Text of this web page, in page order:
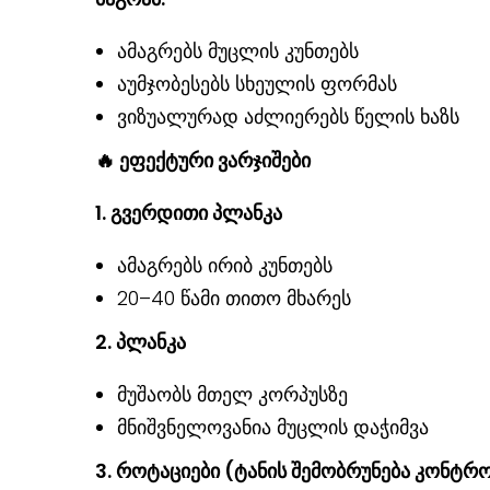
ამაგრებს მუცლის კუნთებს
აუმჯობესებს სხეულის ფორმას
ვიზუალურად აძლიერებს წელის ხაზს
🔥 ეფექტური ვარჯიშები
1. გვერდითი პლანკა
ამაგრებს ირიბ კუნთებს
20–40 წამი თითო მხარეს
2. პლანკა
მუშაობს მთელ კორპუსზე
მნიშვნელოვანია მუცლის დაჭიმვა
3. როტაციები (ტანის შემობრუნება